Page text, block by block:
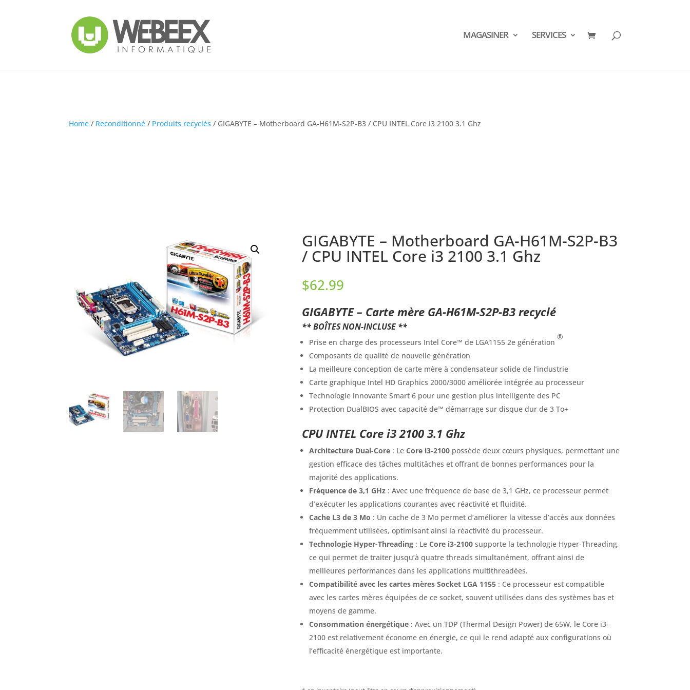
MAGASINER SERVICES
Home / Reconditionné / Produits recyclés / GIGABYTE – Motherboard GA-H61M-S2P-B3 / CPU INTEL Core i3 2100 3.1 Ghz
GIGABYTE – Motherboard GA-H61M-S2P-B3
/ CPU INTEL Core i3 2100 3.1 Ghz
$62.99
GIGABYTE – Carte mère GA-H61M-S2P-B3 recyclé
** BOÎTES NON-INCLUSE **
Prise en charge des processeurs Intel Core™ de LGA1155 2e génération
®
Composants de qualité de nouvelle génération
La meilleure conception de carte mère à condensateur solide de l’industrie
Carte graphique Intel HD Graphics 2000/3000 améliorée intégrée au processeur
Technologie innovante Smart 6 pour une gestion plus intelligente des PC
Protection DualBIOS avec capacité de™ démarrage sur disque dur de 3 To+
CPU INTEL Core i3 2100 3.1 Ghz
Architecture Dual-Core : LeCore i3-2100 possède deux cœurs physiques, permettant une
gestion efficace des tâches multitâches et offrant de bonnes performances pour la
majorité des applications.
Fréquence de 3,1 GHz : Avec une fréquence de base de 3,1 GHz, ce processeur permet
d’exécuter les applications courantes avec réactivité et fluidité.
Cache L3 de 3 Mo : Un cache de 3 Mo permet d’améliorer la vitesse d’accès aux données
fréquemment utilisées, optimisant ainsi la réactivité du processeur.
Technologie Hyper-Threading : LeCore i3-2100 supporte la technologie Hyper-Threading,
ce qui permet de traiter jusqu’à quatre threads simultanément, offrant ainsi de
meilleures performances dans les applications multithreadées.
Compatibilité avec les cartes mères Socket LGA 1155 : Ce processeur est compatible
avec les cartes mères équipées de ce socket, souvent utilisées dans des systèmes bas et
moyens de gamme.
Consommation énergétique : Avec un TDP (Thermal Design Power) de 65W, le Core i3-
2100 est relativement économe en énergie, ce qui le rend adapté aux configurations où
l’efficacité énergétique est importante.